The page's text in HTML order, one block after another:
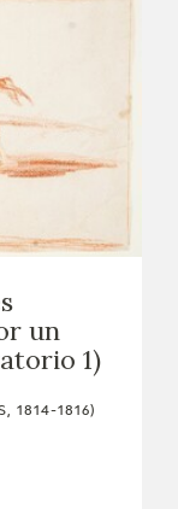
un
1)
1814-1816)